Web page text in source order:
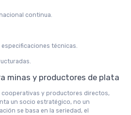
continua.
técnicas.
minas y productores de plata
cooperativas y productores directos,
un socio estratégico, no un
se basa en la seriedad, el